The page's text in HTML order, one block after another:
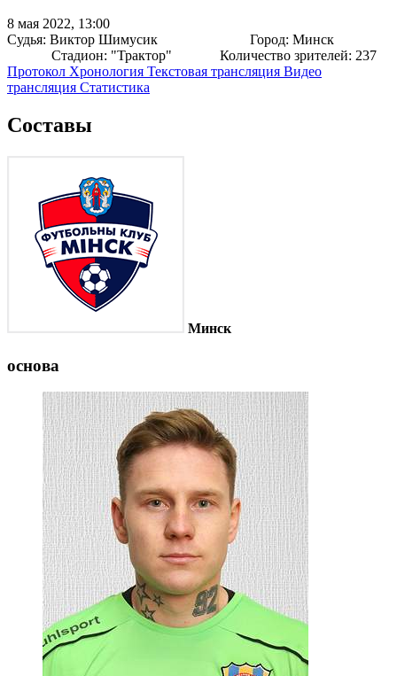
8 мая 2022, 13:00
Судья: Виктор Шимусик Город: Минск
Стадион: "Трактор" Количество зрителей: 237
Протокол Хронология Текстовая трансляция Видео
трансляция Статистика
Составы
Минск
основа